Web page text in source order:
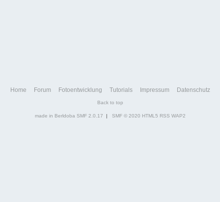
Home Forum Fotoentwicklung Tutorials Impressum Datenschutz
Back to top
made in Berldoba SMF 2.0.17 | SMF © 2020 HTML5 RSS WAP2